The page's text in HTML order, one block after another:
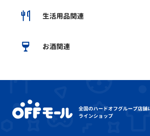
生活用品関連
お酒関連
全国のハードオフグループ店舗
ラインショップ